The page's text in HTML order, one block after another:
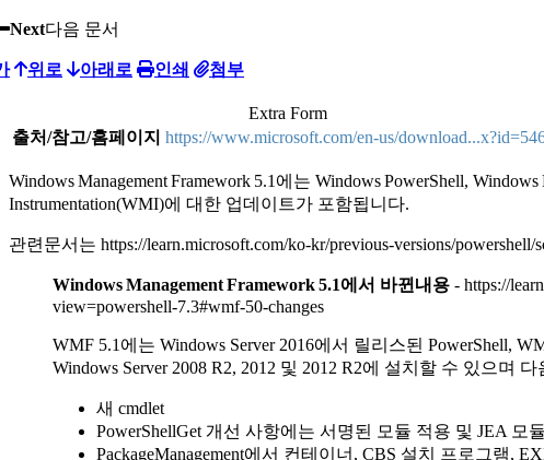
Next다음 문서
위로 아래로 인쇄 첨부
Extra Form
출처/참고/홈페이지 https://www.microsoft.com/en-us/
Windows Management Framework 5.1에는 Windows PowerShell,
Instrumentation(WMI)에 대한 업데이트가 포함됩니다.
관련문서는 https://learn.microsoft.com/ko-kr/previous-versions/
Windows Management Framework 5.1에서 바뀐내용 - https://
view=powershell-7.3#wmf-50-changes
WMF 5.1에는 Windows Server 2016에서 릴리스된 PowerShell,
Windows Server 2008 R2, 2012 및 2012 R2에 설치할 수 있으며
새 cmdlet
PowerShellGet 개선 사항에는 서명된 모듈 적용 및 JEA 모
PackageManagement에서 컨테이너, CBS 설치 프로그램,